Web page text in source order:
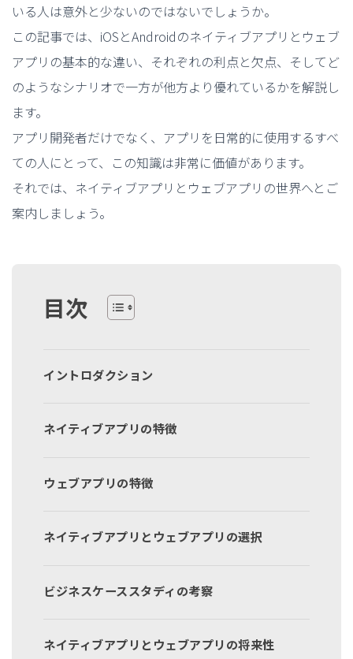
いる人は意外と少ないのではないでしょうか。
この記事では、iOSとAndroidのネイティブアプリとウェブ
アプリの基本的な違い、それぞれの利点と欠点、そしてど
のようなシナリオで一方が他方より優れているかを解説し
ます。
アプリ開発者だけでなく、アプリを日常的に使用するすべ
ての人にとって、この知識は非常に価値があります。
それでは、ネイティブアプリとウェブアプリの世界へとご
案内しましょう。
目次
イントロダクション
ネイティブアプリの特徴
ウェブアプリの特徴
ネイティブアプリとウェブアプリの選択
ビジネスケーススタディの考察
ネイティブアプリとウェブアプリの将来性